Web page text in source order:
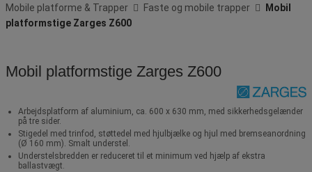
Mobile platforme & Trapper
Faste og mobile trapper
Mobil
platformstige Zarges Z600
Mobil platformstige Zarges Z600
Arbejdsplatform af aluminium, ca. 600 x 630 mm, med sikkerhedsgelænder
på tre sider.
Stigedel med trinfod, støttedel med hjulbjælke og hjul med bremseanordning
(Ø 160 mm). Smalt understel.
Understelsbredden er reduceret til et minimum ved hjælp af ekstra
ballastvægt.